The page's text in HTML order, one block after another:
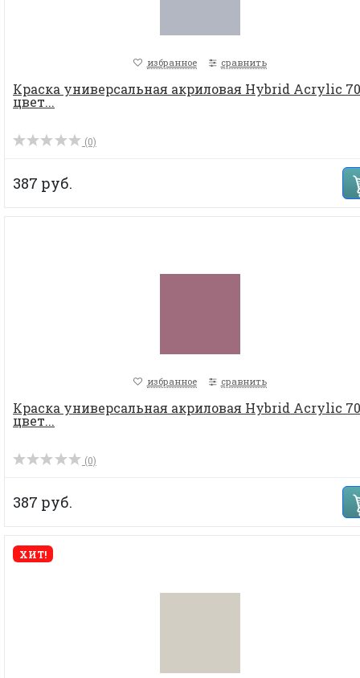
избранное сравнить
Краска универсальная акриловая Hybrid Acrylic
цвет...
(0)
387 руб.
избранное сравнить
Краска универсальная акриловая Hybrid Acrylic
цвет...
(0)
387 руб.
ХИТ!